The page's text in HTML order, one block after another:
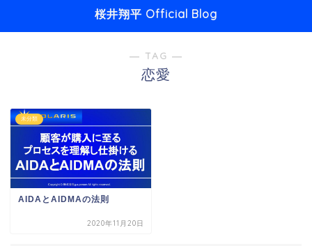
桜井翔平 Official Blog
― TAG ―
恋愛
未分類
AIDAとAIDMAの法則
2020年11月20日